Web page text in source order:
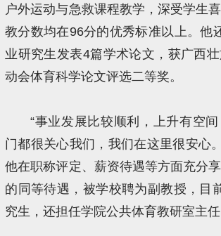
户外运动与急救课程教学，深受学生
教分数均在96分的优秀标准以上。他
业研究生发表4篇学术论文，获广西
动会体育科学论文评选二等奖。
“事业发展比较顺利，上升有空
门都很关心我们，我们在这里很安心。
他在职称评定、薪资待遇等方面充分
的同等待遇，被学校聘为副教授，目
究生，还担任学院公共体育教研室主任